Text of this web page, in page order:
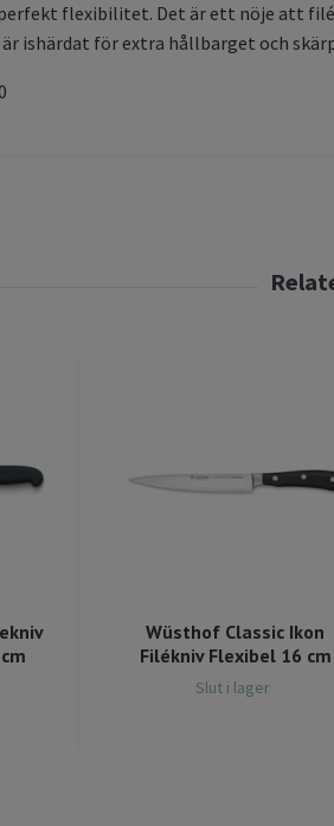
flexibilitet. Det är ett nöje att
är ishärdat för extra hållbarget och
Wüsthof Classic Ikon
Filékniv Flexibel 16 cm
Slut i lager